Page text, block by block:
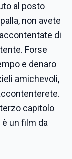
al posto
non avete
di
Forse
e denaro
amichevoli,
capitolo
un film da